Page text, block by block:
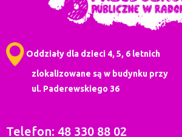
Oddziały dla dzieci 4, 5, 6 letnich
zlokalizowane są w budynku przy
ul. Paderewskiego 36
Telefon: 48 330 88 02